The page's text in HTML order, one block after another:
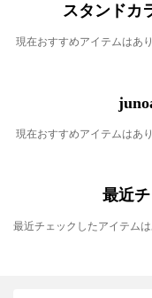
スタンドカ
現在おすすめアイテムはあり
現在おすすめアイテムはあり
最近
最近チェックしたアイテムは